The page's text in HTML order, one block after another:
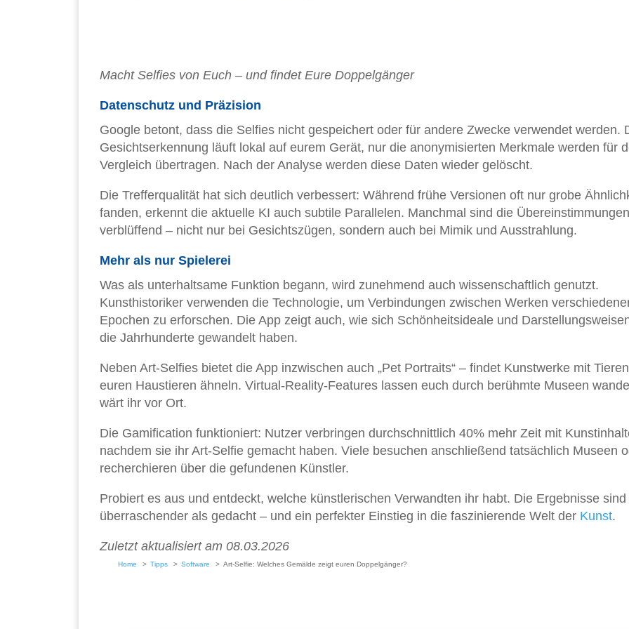
Macht Selfies von Euch – und findet Eure Doppelgänger
Datenschutz und Präzision
Google betont, dass die Selfies nicht gespeichert oder für andere Zwecke verwendet werden.
Gesichtserkennung läuft lokal auf eurem Gerät, nur die anonymisierten Merkmale werden für
Vergleich übertragen. Nach der Analyse werden diese Daten wieder gelöscht.
Die Trefferqualität hat sich deutlich verbessert: Während frühe Versionen oft nur grobe
fanden, erkennt die aktuelle KI auch subtile Parallelen. Manchmal sind die Übereinstimmungen
verblüffend – nicht nur bei Gesichtszügen, sondern auch bei Mimik und Ausstrahlung.
Mehr als nur Spielerei
Was als unterhaltsame Funktion begann, wird zunehmend auch wissenschaftlich genutzt.
Kunsthistoriker verwenden die Technologie, um Verbindungen zwischen Werken
Epochen zu erforschen. Die App zeigt auch, wie sich Schönheitsideale und
die Jahrhunderte gewandelt haben.
Neben Art-Selfies bietet die App inzwischen auch „Pet Portraits“ – findet Kunstwerke mit
euren Haustieren ähneln. Virtual-Reality-Features lassen euch durch berühmte Museen
wärt ihr vor Ort.
Die Gamification funktioniert: Nutzer verbringen durchschnittlich 40% mehr Zeit mit
nachdem sie ihr Art-Selfie gemacht haben. Viele besuchen anschließend tatsächlich Museen
recherchieren über die gefundenen Künstler.
Probiert es aus und entdeckt, welche künstlerischen Verwandten ihr habt. Die Ergebnisse sind
überraschender als gedacht – und ein perfekter Einstieg in die faszinierende Welt der Kunst.
Zuletzt aktualisiert am 08.03.2026
Home Tipps Software Art-Selfie: Welches Gemälde zeigt euren Doppelgänger?